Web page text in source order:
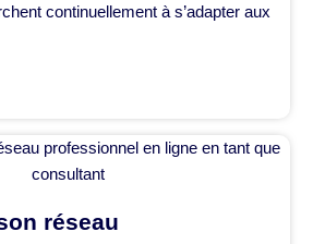
continuellement à s’adapter aux
réseau